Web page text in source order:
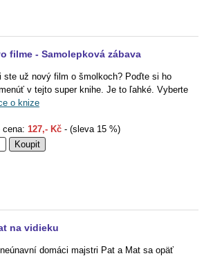
filme - Samolepková zábava
ste už nový film o šmolkoch? Poďte si ho
v tejto super knihe. Je to ľahké. Vyberte
o knize
cena: 127,- Kč - (sleva 15 %)
na vidieku
domáci majstri Pat a Mat sa opäť